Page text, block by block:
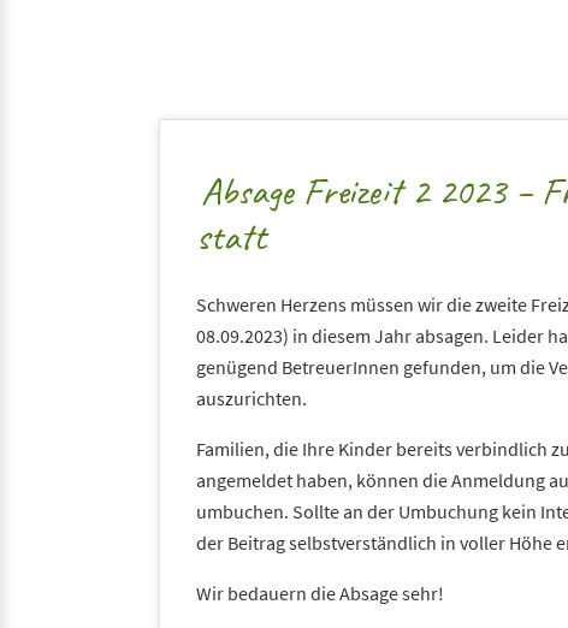
Absage Freizeit 2 2023 –
statt
Schweren Herzens müssen wir die zweite
08.09.2023) in diesem Jahr absagen. Leider
genügend BetreuerInnen gefunden, um die
auszurichten.
Familien, die Ihre Kinder bereits verbindlich
angemeldet haben, können die Anmeldung
umbuchen. Sollte an der Umbuchung kein
der Beitrag selbstverständlich in voller Höhe
Wir bedauern die Absage sehr!